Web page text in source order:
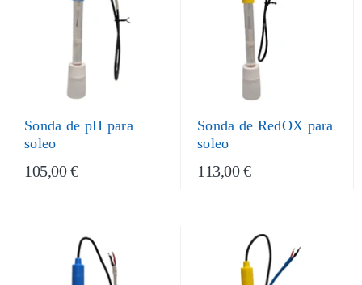
Sonda de pH para
soleo
105,00 €
Sonda de RedOX para
soleo
113,00 €